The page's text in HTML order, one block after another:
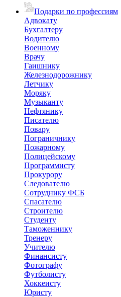
Подарки по профессиям
Адвокату
Бухгалтеру
Водителю
Военному
Врачу
Гаишнику
Железнодорожнику
Летчику
Моряку
Музыканту
Нефтянику
Писателю
Повару
Пограничнику
Пожарному
Полицейскому
Программисту
Прокурору
Следователю
Сотруднику ФСБ
Спасателю
Строителю
Студенту
Таможеннику
Тренеру
Учителю
Финансисту
Фотографу
Футболисту
Хоккеисту
Юристу